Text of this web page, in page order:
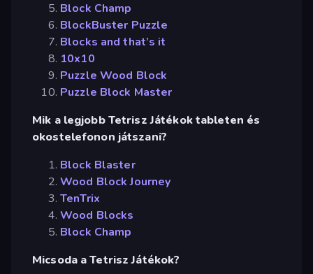
Block Champ
BlockBuster Puzzle
Blocks and that’s it
10x10
Puzzle Wood Block
Puzzle Block Master
Mik a legjobb Tetrisz Játékok tableten és
okostelefonon játszani?
Block Blaster
Wood Block Journey
TenTrix
Wood Blocks
Block Champ
Micsoda a Tetrisz Játékok?